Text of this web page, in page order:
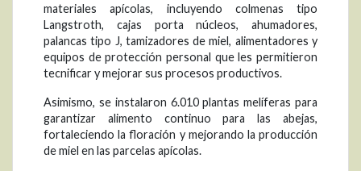
materiales apícolas, incluyendo colmenas tipo
Langstroth, cajas porta núcleos, ahumadores,
palancas tipo J, tamizadores de miel, alimentadores y
equipos de protección personal que les permitieron
tecnificar y mejorar sus procesos productivos.
Asimismo, se instalaron 6.010 plantas melíferas para
garantizar alimento continuo para las abejas,
fortaleciendo la floración y mejorando la producción
de miel en las parcelas apícolas.